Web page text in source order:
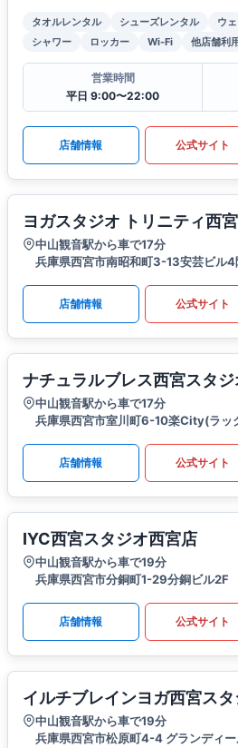
タオルレンタル シューズレンタル ウ
シャワー
ロッカー Wi-Fi 他店舗利
営業時間
平日 9:00〜22:00
店舗情報 公式サイト
ヨガスタジオ トリニティ西
中山観音駅から車で17分
兵庫県西宮市南昭和町3-13安芸ビル4
店舗情報 公式サイト
ナチュラルブレス西宮スタ
中山観音駅から車で17分
兵庫県西宮市室川町6-10楽City(ラッ
店舗情報 公式サイト
IYC西宮スタジオ西宮店
中山観音駅から車で19分
兵庫県西宮市分銅町1-29分銅ビル2F
店舗情報 公式サイト
イルチブレインヨガ西宮ス
中山観音駅から車で19分
兵庫県西宮市松原町4-4 グランディ